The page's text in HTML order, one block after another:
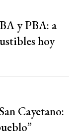
y PBA: a
hoy
Cayetano: